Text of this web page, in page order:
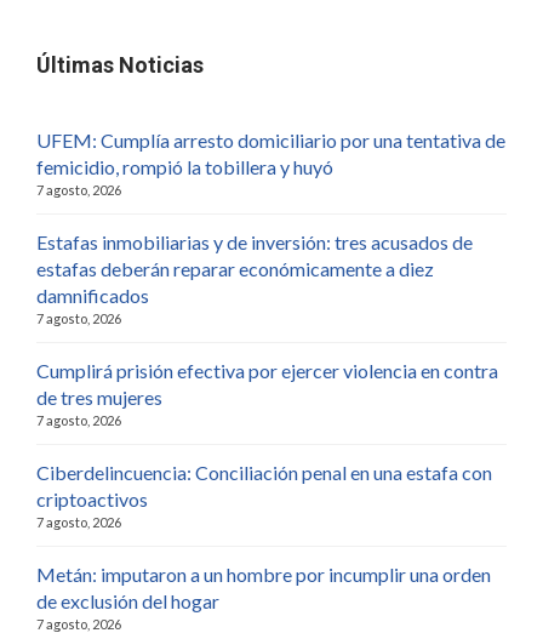
Últimas Noticias
UFEM: Cumplía arresto domiciliario por una tentativa de
femicidio, rompió la tobillera y huyó
7 agosto, 2026
Estafas inmobiliarias y de inversión: tres acusados de
estafas deberán reparar económicamente a diez
damnificados
7 agosto, 2026
Cumplirá prisión efectiva por ejercer violencia en contra
de tres mujeres
7 agosto, 2026
Ciberdelincuencia: Conciliación penal en una estafa con
criptoactivos
7 agosto, 2026
Metán: imputaron a un hombre por incumplir una orden
de exclusión del hogar
7 agosto, 2026